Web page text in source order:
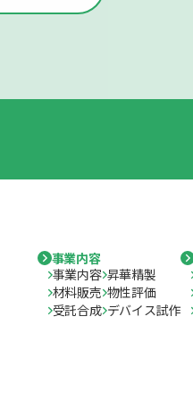
事業内容
事業内容
材料販売
受託合成
昇華精製
物性評価
デバイス試作